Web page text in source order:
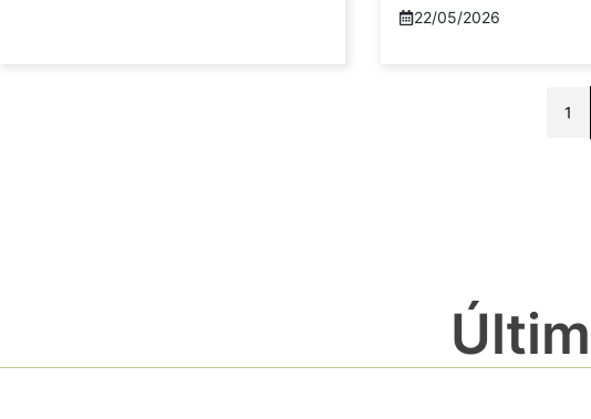
22/05/2026
1